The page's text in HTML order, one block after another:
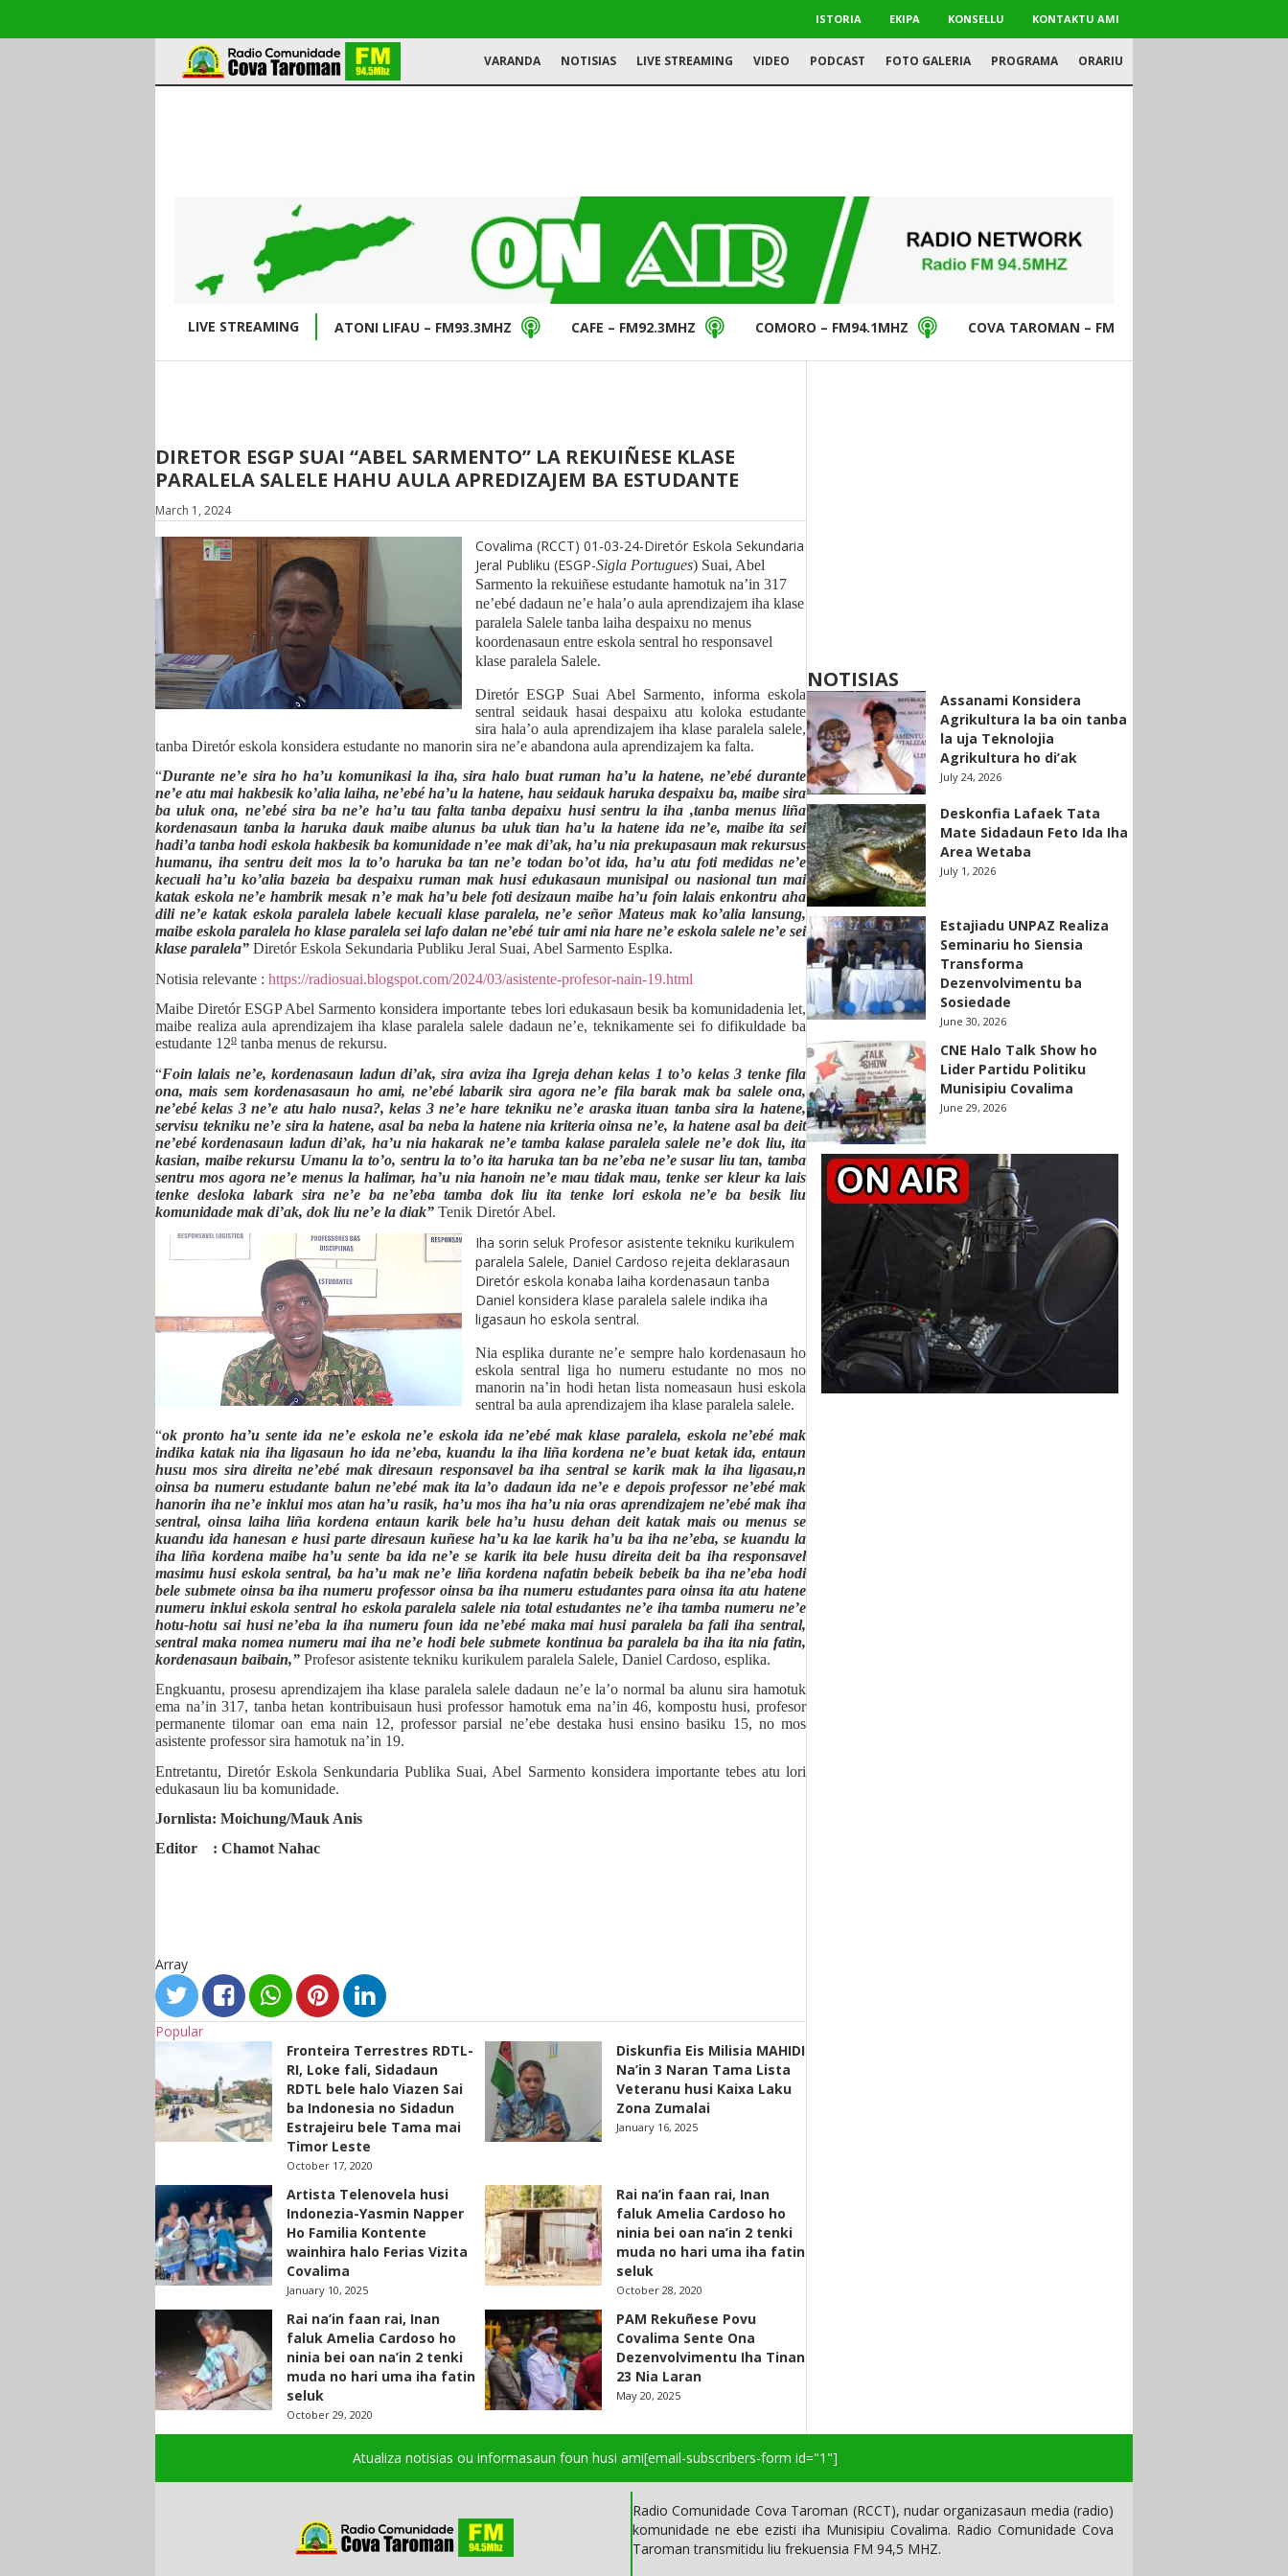
ISTORIA EKIPA KONSELLU KONTAKTU AMI
VARANDA NOTISIAS LIVE STREAMING VIDEO PODCAST FOTO GALERIA PROGRAMA ORARIU
LIVE STREAMING ATONI LIFAU – FM93.3MHZ CAFE – FM92.3MHZ COMORO – FM94.1MHZ COVA TAROMAN – FM94.5MHZ
DIRETOR ESGP SUAI “ABEL SARMENTO” LA REKUIÑESE KLASE
PARALELA SALELE HAHU AULA APREDIZAJEM BA ESTUDANTE
March 1, 2024
Covalima (RCCT) 01-03-24-Diretór Eskola Sekundaria
Jeral Publiku (ESGP-Sigla Portugues) Suai, Abel
Sarmento la rekuiñese estudante hamotuk na’in 317
ne’ebé dadaun ne’e hala’o aula aprendizajem iha klase
paralela Salele tanba laiha despaixu no menus
koordenasaun entre eskola sentral ho responsavel
klase paralela Salele.
Diretór ESGP Suai Abel Sarmento, informa eskola
sentral seidauk hasai despaixu atu koloka estudante
sira hala’o aula aprendizajem iha klase paralela salele,
tanba Diretór eskola konsidera estudante no manorin sira ne’e abandona aula aprendizajem ka falta.
“Durante ne’e sira ho ha’u komunikasi la iha, sira halo buat ruman ha’u la hatene, ne’ebé durante
ne’e atu mai hakbesik ko’alia laiha, ne’ebé ha’u la hatene, hau seidauk haruka despaixu ba, maibe sira
ba uluk ona, ne’ebé sira ba ne’e ha’u tau falta tanba depaixu husi sentru la iha ,tanba menus liña
kordenasaun tanba la haruka dauk maibe alunus ba uluk tian ha’u la hatene ida ne’e, maibe ita sei
hadi’a tanba hodi eskola hakbesik ba komunidade n’ee mak di’ak, ha’u nia prekupasaun mak rekursus
humanu, iha sentru deit mos la to’o haruka ba tan ne’e todan bo’ot ida, ha’u atu foti medidas ne’e
kecuali ha’u ko’alia bazeia ba despaixu ruman mak husi edukasaun munisipal ou nasional tun mai
katak eskola ne’e hambrik mesak n’e mak ha’u bele foti desizaun maibe ha’u foin lalais enkontru aha
dili ne’e katak eskola paralela labele kecuali klase paralela, ne’e señor Mateus mak ko’alia lansung,
maibe eskola paralela ho klase paralela sei lafo dalan ne’ebé tuir ami nia hare ne’e eskola salele ne’e sei
klase paralela” Diretór Eskola Sekundaria Publiku Jeral Suai, Abel Sarmento Esplka.
Notisia relevante : https://radiosuai.blogspot.com/2024/03/asistente-profesor-nain-19.html
Maibe Diretór ESGP Abel Sarmento konsidera importante tebes lori edukasaun besik ba komunidadenia let,
maibe realiza aula aprendizajem iha klase paralela salele dadaun ne’e, teknikamente sei fo difikuldade ba
estudante 12o tanba menus de rekursu.
“Foin lalais ne’e, kordenasaun ladun di’ak, sira aviza iha Igreja dehan kelas 1 to’o kelas 3 tenke fila
ona, mais sem kordenasasaun ho ami, ne’ebé labarik sira agora ne’e fila barak mak ba salele ona,
ne’ebé kelas 3 ne’e atu halo nusa?, kelas 3 ne’e hare tekniku ne’e araska ituan tanba sira la hatene,
servisu tekniku ne’e sira la hatene, asal ba neba la hatene nia kriteria oinsa ne’e, la hatene asal ba deit
ne’ebé kordenasaun ladun di’ak, ha’u nia hakarak ne’e tamba kalase paralela salele ne’e dok liu, ita
kasian, maibe rekursu Umanu la to’o, sentru la to’o ita haruka tan ba ne’eba ne’e susar liu tan, tamba
sentru mos agora ne’e menus la halimar, ha’u nia hanoin ne’e mau tidak mau, tenke ser kleur ka lais
tenke desloka labark sira ne’e ba ne’eba tamba dok liu ita tenke lori eskola ne’e ba besik liu
komunidade mak di’ak, dok liu ne’e la diak” Tenik Diretór Abel.
Iha sorin seluk Profesor asistente tekniku kurikulem
paralela Salele, Daniel Cardoso rejeita deklarasaun
Diretór eskola konaba laiha kordenasaun tanba
Daniel konsidera klase paralela salele indika iha
ligasaun ho eskola sentral.
Nia esplika durante ne’e sempre halo kordenasaun ho
eskola sentral liga ho numeru estudante no mos no
manorin na’in hodi hetan lista nomeasaun husi eskola
sentral ba aula aprendizajem iha klase paralela salele.
“ok pronto ha’u sente ida ne’e eskola ne’e eskola ida ne’ebé mak klase paralela, eskola ne’ebé mak
indika katak nia iha ligasaun ho ida ne’eba, kuandu la iha liña kordena ne’e buat ketak ida, entaun
husu mos sira direita ne’ebé mak diresaun responsavel ba iha sentral se karik mak la iha ligasau,n
oinsa ba numeru estudante balun ne’ebé mak ita la’o dadaun ida ne’e e depois professor ne’ebé mak
hanorin iha ne’e inklui mos atan ha’u rasik, ha’u mos iha ha’u nia oras aprendizajem ne’ebé mak iha
sentral, oinsa laiha liña kordena entaun karik bele ha’u husu dehan deit katak mais ou menus se
kuandu ida hanesan e husi parte diresaun kuñese ha’u ka lae karik ha’u ba iha ne’eba, se kuandu la
iha liña kordena maibe ha’u sente ba ida ne’e se karik ita bele husu direita deit ba iha responsavel
masimu husi eskola sentral, ba ha’u mak ne’e liña kordena nafatin bebeik bebeik ba iha ne’eba hodi
bele submete oinsa ba iha numeru professor oinsa ba iha numeru estudantes para oinsa ita atu hatene
numeru inklui eskola sentral ho eskola paralela salele nia total estudantes ne’e iha tamba numeru ne’e
hotu-hotu sai husi ne’eba la iha numeru foun ida ne’ebé maka mai husi paralela ba fali iha sentral,
sentral maka nomea numeru mai iha ne’e hodi bele submete kontinua ba paralela ba iha ita nia fatin,
kordenasaun baibain,” Profesor asistente tekniku kurikulem paralela Salele, Daniel Cardoso, esplika.
Engkuantu, prosesu aprendizajem iha klase paralela salele dadaun ne’e la’o normal ba alunu sira hamotuk
ema na’in 317, tanba hetan kontribuisaun husi professor hamotuk ema na’in 46, kompostu husi, profesor
permanente tilomar oan ema nain 12, professor parsial ne’ebe destaka husi ensino basiku 15, no mos
asistente professor sira hamotuk na’in 19.
Entretantu, Diretór Eskola Senkundaria Publika Suai, Abel Sarmento konsidera importante tebes atu lori
edukasaun liu ba komunidade.
Jornlista: Moichung/Mauk Anis
Editor : Chamot Nahac
Array
Popular
Fronteira Terrestres RDTL-
RI, Loke fali, Sidadaun
RDTL bele halo Viazen Sai
ba Indonesia no Sidadun
Estrajeiru bele Tama mai
Timor Leste
October 17, 2020
Diskunfia Eis Milisia MAHIDI
Na’in 3 Naran Tama Lista
Veteranu husi Kaixa Laku
Zona Zumalai
January 16, 2025
Artista Telenovela husi
Indonezia-Yasmin Napper
Ho Familia Kontente
wainhira halo Ferias Vizita
Covalima
January 10, 2025
Rai na’in faan rai, Inan
faluk Amelia Cardoso ho
ninia bei oan na’in 2 tenki
muda no hari uma iha fatin
seluk
October 28, 2020
Rai na’in faan rai, Inan
faluk Amelia Cardoso ho
ninia bei oan na’in 2 tenki
muda no hari uma iha fatin
seluk
October 29, 2020
PAM Rekuñese Povu
Covalima Sente Ona
Dezenvolvimentu Iha Tinan
23 Nia Laran
May 20, 2025
NOTISIAS
Assanami Konsidera
Agrikultura la ba oin tanba
la uja Teknolojia
Agrikultura ho di’ak
July 24, 2026
Deskonfia Lafaek Tata
Mate Sidadaun Feto Ida Iha
Area Wetaba
July 1, 2026
Estajiadu UNPAZ Realiza
Seminariu ho Siensia
Transforma
Dezenvolvimentu ba
Sosiedade
June 30, 2026
CNE Halo Talk Show ho
Lider Partidu Politiku
Munisipiu Covalima
June 29, 2026
Atualiza notisias ou informasaun foun husi ami[email-subscribers-form id="1"]
Radio Comunidade Cova Taroman (RCCT), nudar organizasaun media (radio)
komunidade ne ebe ezisti iha Munisipiu Covalima. Radio Comunidade Cova
Taroman transmitidu liu frekuensia FM 94,5 MHZ.